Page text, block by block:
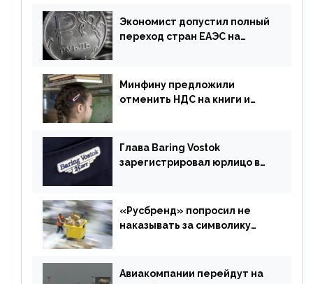
Экономист допустил полный
переход стран ЕАЭС на
Минфину предложили
отменить НДС на книги и
Глава Baring Vostok
зарегистрировал юрлицо в
«Русбренд» попросил не
наказывать за символику
Авиакомпании перейдут на